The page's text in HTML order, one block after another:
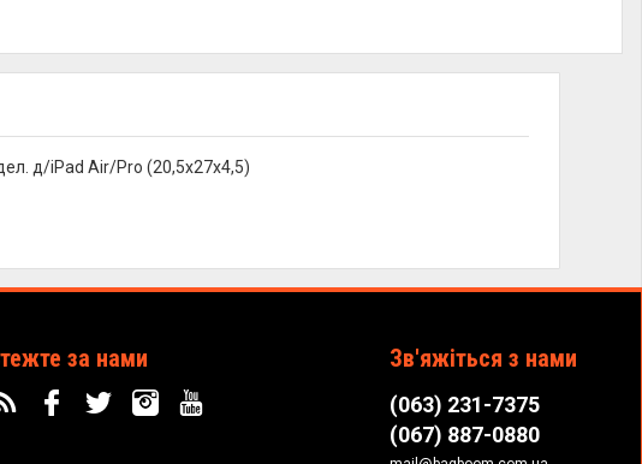
д/iPad Air/Pro (20,5x27x4,5)
за нами Зв'яжіться з нами
(063) 231-7375
(067) 887-0880